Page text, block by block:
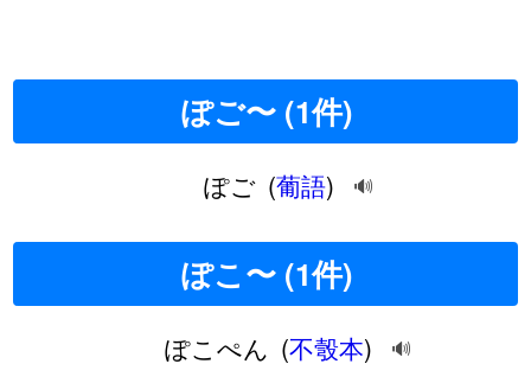
ぽご〜 (1件)
ぽご (葡語) 🔊
ぽこ〜 (1件)
ぽこぺん (不彀本) 🔊